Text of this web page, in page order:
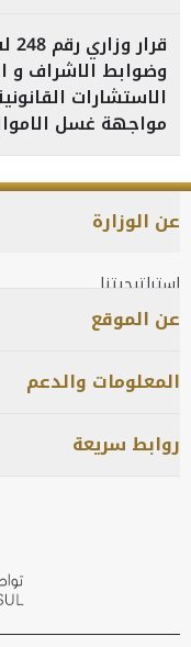
وضوابط الاشراف و
الاستشارات
مواجهة غسل
عن الوزارة
استراتيجيتنا
استراتيجيتنا
المحكمة الاتحادية العليا
نبذة عن وزارة العدل
عن الموقع
المعلومات والدعم
روابط سريعة